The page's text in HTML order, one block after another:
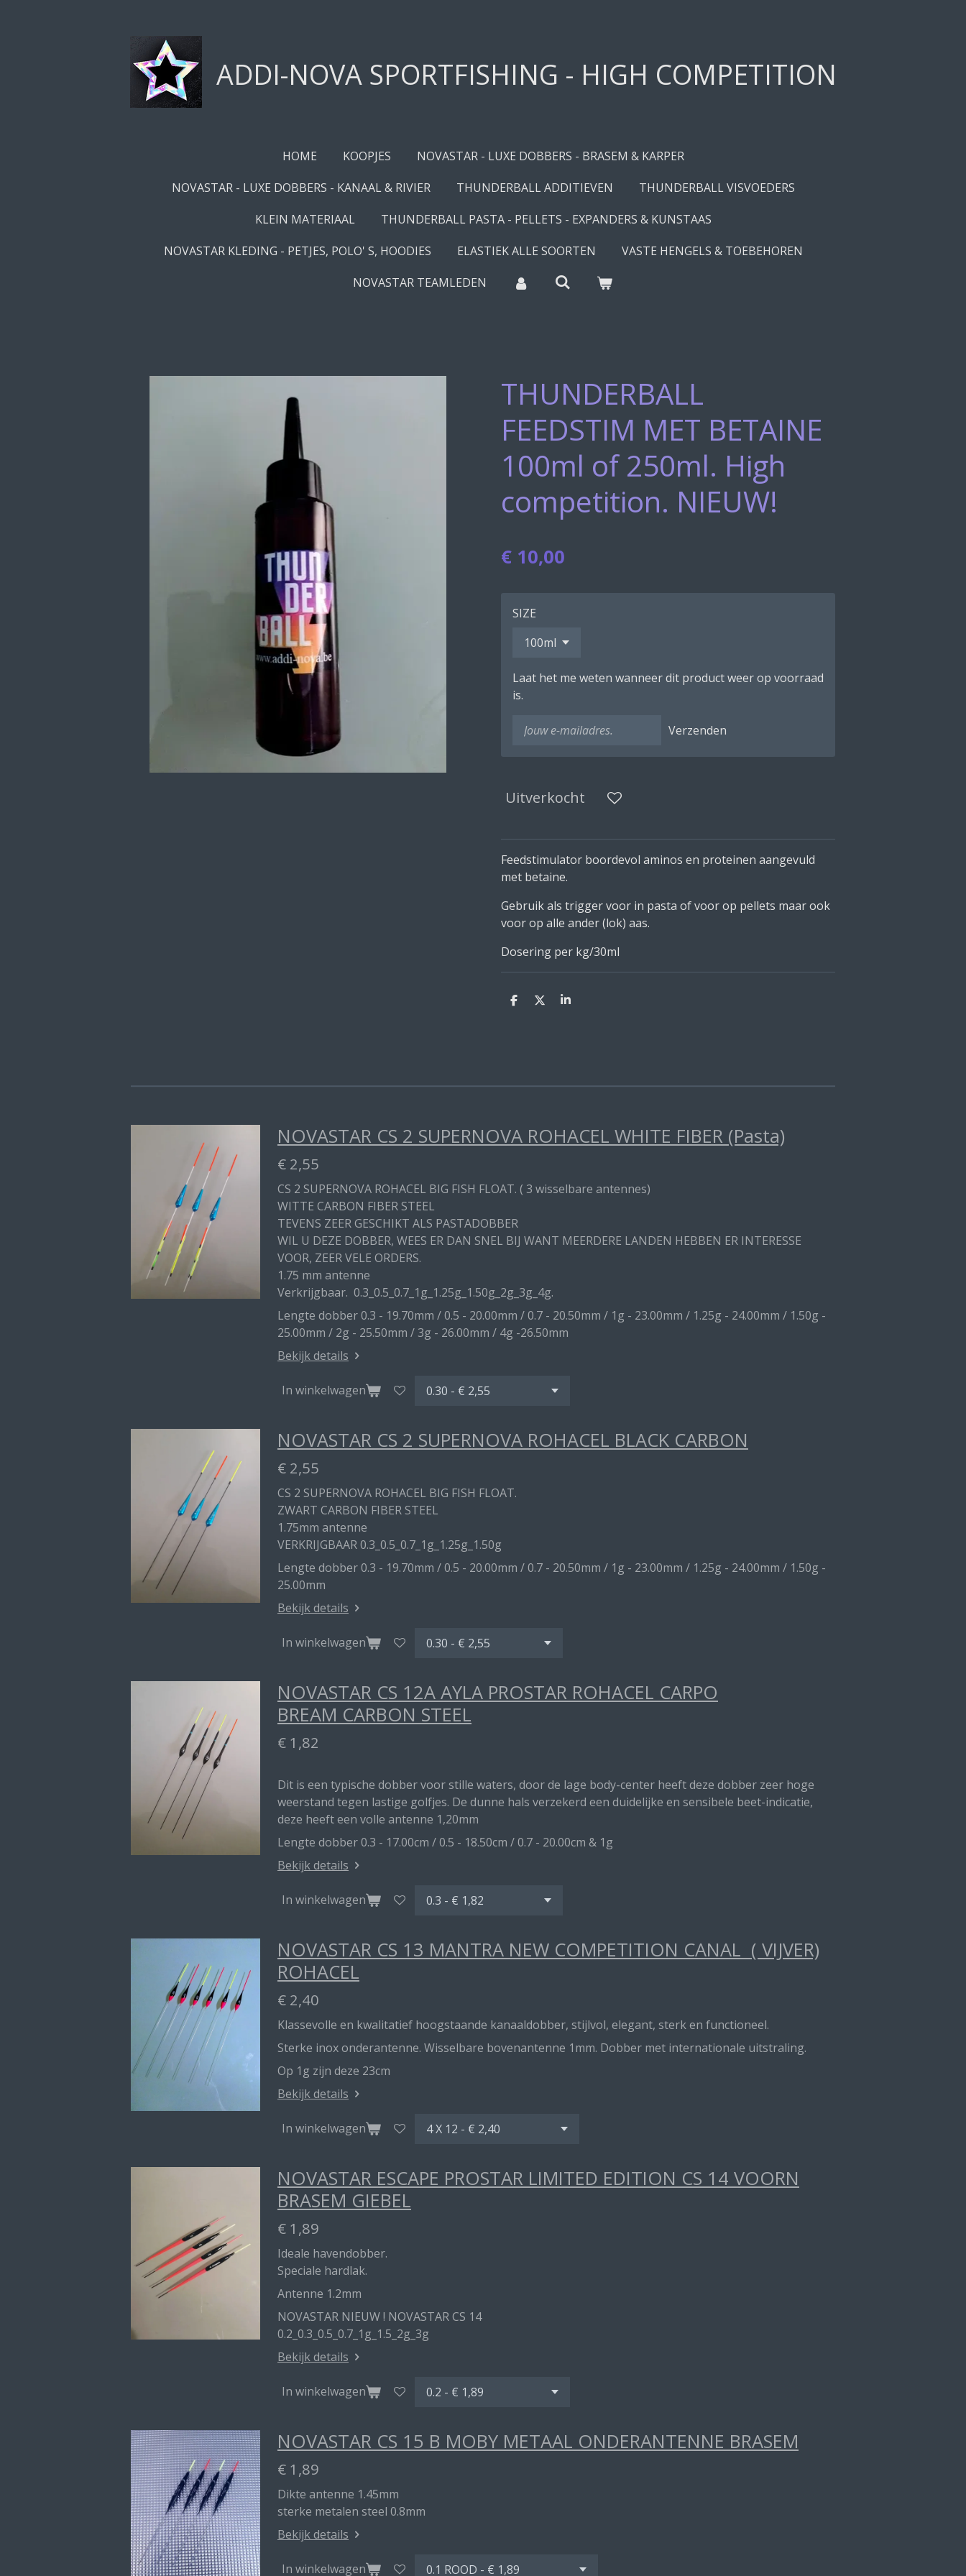
ADDI-NOVA SPORTFISHING - HIGH COMPETITION
HOME KOOPJES
NOVASTAR - LUXE DOBBERS - BRASEM & KARPER
NOVASTAR - LUXE DOBBERS - KANAAL & RIVIER
THUNDERBALL ADDITIEVEN
THUNDERBALL VISVOEDERS
KLEIN MATERIAAL
THUNDERBALL PASTA - PELLETS - EXPANDERS & KUNSTAAS
NOVASTAR KLEDING - PETJES, POLO' S, HOODIES
ELASTIEK ALLE SOORTEN
VASTE HENGELS & TOEBEHOREN
NOVASTAR TEAMLEDEN
THUNDERBALL
FEEDSTIM MET BETAINE
100ml of 250ml. High
competition. NIEUW!
€ 10,00
SIZE
Laat het me weten wanneer dit product weer op voorraad
is.
Verzenden
Uitverkocht
Feedstimulator boordevol aminos en proteinen aangevuld
met betaine.
Gebruik als trigger voor in pasta of voor op pellets maar ook
voor op alle ander (lok) aas.
Dosering per kg/30ml
D
D
S
NOVASTAR CS 2 SUPERNOVA ROHACEL WHITE FIBER (Pasta)
€ 2,55
CS 2 SUPERNOVA ROHACEL BIG FISH FLOAT. ( 3 wisselbare antennes)
WITTE CARBON FIBER STEEL
TEVENS ZEER GESCHIKT ALS PASTADOBBER
WIL U DEZE DOBBER, WEES ER DAN SNEL BIJ WANT MEERDERE LANDEN HEBBEN ER INTERESSE
VOOR, ZEER VELE ORDERS.
1.75 mm antenne
Verkrijgbaar. 0.3_0.5_0.7_1g_1.25g_1.50g_2g_3g_4g.
Lengte dobber 0.3 - 19.70mm / 0.5 - 20.00mm / 0.7 - 20.50mm / 1g - 23.00mm / 1.25g - 24.00mm / 1.50g -
25.00mm / 2g - 25.50mm / 3g - 26.00mm / 4g -26.50mm
Bekijk details
In winkelwagen
NOVASTAR CS 2 SUPERNOVA ROHACEL BLACK CARBON
€ 2,55
CS 2 SUPERNOVA ROHACEL BIG FISH FLOAT.
ZWART CARBON FIBER STEEL
1.75mm antenne
VERKRIJGBAAR 0.3_0.5_0.7_1g_1.25g_1.50g
Lengte dobber 0.3 - 19.70mm / 0.5 - 20.00mm / 0.7 - 20.50mm / 1g - 23.00mm / 1.25g - 24.00mm / 1.50g -
25.00mm
Bekijk details
In winkelwagen
NOVASTAR CS 12A AYLA PROSTAR ROHACEL CARPO
BREAM CARBON STEEL
€ 1,82
Dit is een typische dobber voor stille waters, door de lage body-center heeft deze dobber zeer hoge
weerstand tegen lastige golfjes. De dunne hals verzekerd een duidelijke en sensibele beet-indicatie,
deze heeft een volle antenne 1,20mm
Lengte dobber 0.3 - 17.00cm / 0.5 - 18.50cm / 0.7 - 20.00cm & 1g
Bekijk details
In winkelwagen
NOVASTAR CS 13 MANTRA NEW COMPETITION CANAL ( VIJVER)
ROHACEL
€ 2,40
Klassevolle en kwalitatief hoogstaande kanaaldobber, stijlvol, elegant, sterk en functioneel.
Sterke inox onderantenne. Wisselbare bovenantenne 1mm. Dobber met internationale uitstraling.
Op 1g zijn deze 23cm
Bekijk details
In winkelwagen
NOVASTAR ESCAPE PROSTAR LIMITED EDITION CS 14 VOORN
BRASEM GIEBEL
€ 1,89
Ideale havendobber.
Speciale hardlak.
Antenne 1.2mm
NOVASTAR NIEUW ! NOVASTAR CS 14
0.2_0.3_0.5_0.7_1g_1.5_2g_3g
Bekijk details
In winkelwagen
NOVASTAR CS 15 B MOBY METAAL ONDERANTENNE BRASEM
€ 1,89
Dikte antenne 1.45mm
sterke metalen steel 0.8mm
Bekijk details
In winkelwagen